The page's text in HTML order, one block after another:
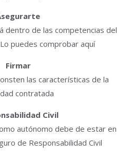
dentro de las competencias del
puedes comprobar aquí
Firmar
las características de la
contratada
Civil
autónomo debe de estar en
de Responsabilidad Civil